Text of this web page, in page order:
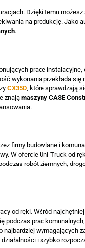
Dzięki temu możesz
na produkcję. Jako
.
prace
wykonania przekłada się
CX35D , które sprawdzają
znają maszyny CASE
firmy budowlane i
W ofercie Uni-Truck od
robót ziemnych,
od ręki. Wśród
podczas prac
najbardziej wymagających
i szybko